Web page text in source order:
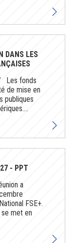
DANS LES
Les fonds
de mise en
publiques
- PPT
a
FSE+.
met en